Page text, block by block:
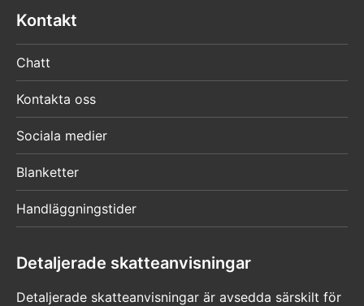
Kontakt
Chatt
Kontakta oss
Sociala medier
Blanketter
Handläggningstider
Detaljerade skatteanvisningar
Detaljerade skatteanvisningar är avsedda särskilt för